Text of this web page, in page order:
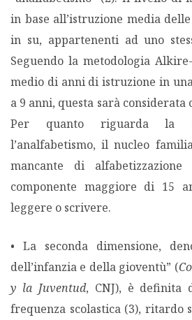
in base all’istruzione media
in su, appartenenti ad uno
Seguendo la metodologia
medio di anni di istruzione in
a 9 anni, questa sarà
Per quanto riguarda la
l’analfabetismo, il nucleo
mancante di
componente maggiore di 15
leggere o scrivere.
• La seconda dimensione,
dell’infanzia e della gioventù” (
y la Juventud, CNJ), è definita
frequenza scolastica (3), ritardo